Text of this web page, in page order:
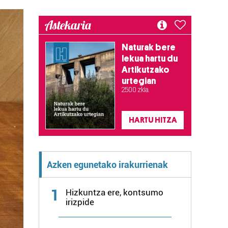
Astekaria
Naturak bere
lekua hartu du
Artikutzako
urtegian
2.500 zkia.
HARTU HITZA
Azken egunetako irakurrienak
1
Hizkuntza ere, kontsumo
irizpide